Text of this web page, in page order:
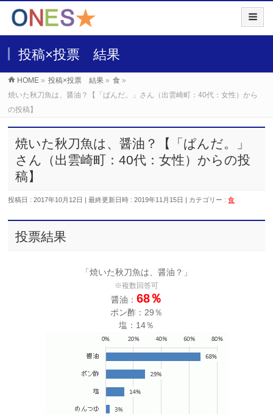
投稿×投票 結果
HOME » 投稿×投票 結果 » 食 »
焼いた秋刀魚は、醤油？【「ぱんだ。」さん（出雲崎町：40代：女性）から
の投稿】
焼いた秋刀魚は、醤油？【「ぱんだ。」
さん（出雲崎町：40代：女性）からの投
稿】
投稿日 : 2017年10月12日 最終更新日時 : 2019年11月15日 カテゴリー :食
投票結果
「焼いた秋刀魚は、醤油？」
※複数回答可
醤油： 68％
ポン酢：29％
塩：14％